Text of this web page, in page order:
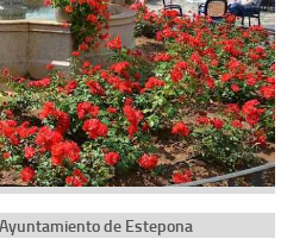
de Estepona